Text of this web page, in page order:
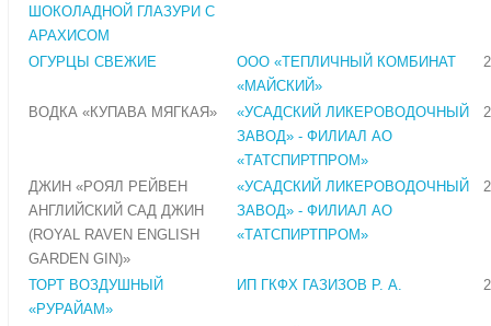
ШОКОЛАДНОЙ ГЛАЗУРИ С
АРАХИСОМ
ОГУРЦЫ СВЕЖИЕ
ООО «ТЕПЛИЧНЫЙ КОМБИНАТ
«МАЙСКИЙ»
ВОДКА «КУПАВА МЯГКАЯ»
«УСАДСКИЙ ЛИКЕРОВОДОЧНЫЙ
ЗАВОД» - ФИЛИАЛ АО
«ТАТСПИРТПРОМ»
ДЖИН «РОЯЛ РЕЙВЕН
АНГЛИЙСКИЙ САД ДЖИН
(ROYAL RAVEN ENGLISH
GARDEN GIN)»
«УСАДСКИЙ ЛИКЕРОВОДОЧНЫЙ
ЗАВОД» - ФИЛИАЛ АО
«ТАТСПИРТПРОМ»
ТОРТ ВОЗДУШНЫЙ
«РУРАЙАМ»
ИП ГКФХ ГАЗИЗОВ Р. А.